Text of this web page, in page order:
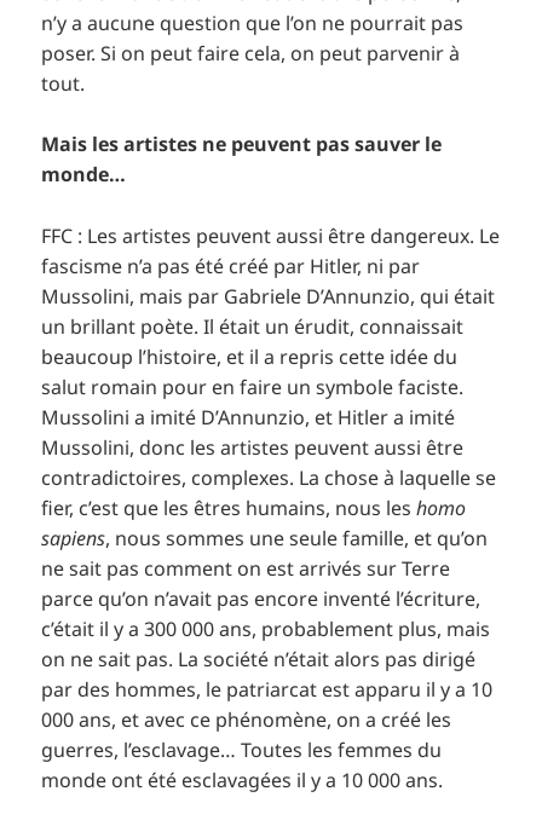
n’y a aucune question que l’on ne pourrait pas
poser. Si on peut faire cela, on peut parvenir à
tout.
Mais les artistes ne peuvent pas sauver le
monde…
FFC : Les artistes peuvent aussi être dangereux. Le
fascisme n’a pas été créé par Hitler, ni par
Mussolini, mais par Gabriele D’Annunzio, qui était
un brillant poète. Il était un érudit, connaissait
beaucoup l’histoire, et il a repris cette idée du
salut romain pour en faire un symbole faciste.
Mussolini a imité D’Annunzio, et Hitler a imité
Mussolini, donc les artistes peuvent aussi être
contradictoires, complexes. La chose à laquelle se
fier, c’est que les êtres humains, nous leshomo
sapiens, nous sommes une seule famille, et qu’on
ne sait pas comment on est arrivés sur Terre
parce qu’on n’avait pas encore inventé l’écriture,
c’était il y a 300 000 ans, probablement plus, mais
on ne sait pas. La société n’était alors pas dirigé
par des hommes, le patriarcat est apparu il y a 10
000 ans, et avec ce phénomène, on a créé les
guerres, l’esclavage… Toutes les femmes du
monde ont été esclavagées il y a 10 000 ans.